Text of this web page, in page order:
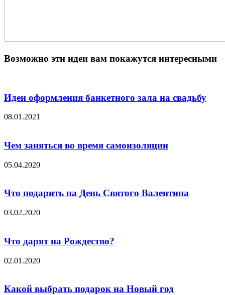
Возможно эти идеи вам покажутся интересными
Идеи оформления банкетного зала на свадьбу
08.01.2021
Чем заняться во время самоизоляции
05.04.2020
Что подарить на День Святого Валентина
03.02.2020
Что дарят на Рождество?
02.01.2020
Какой выбрать подарок на Новый год